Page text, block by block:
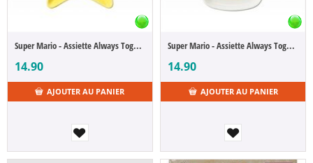
Super Mario - Assiette Always Together - F Super Étoile (Ichibansho)
14.90
AJOUTER AU PANIER
Super Mario - Assiette Always Together - F Super Champignon (Ichibansho)
14.90
AJOUTER AU PANIER